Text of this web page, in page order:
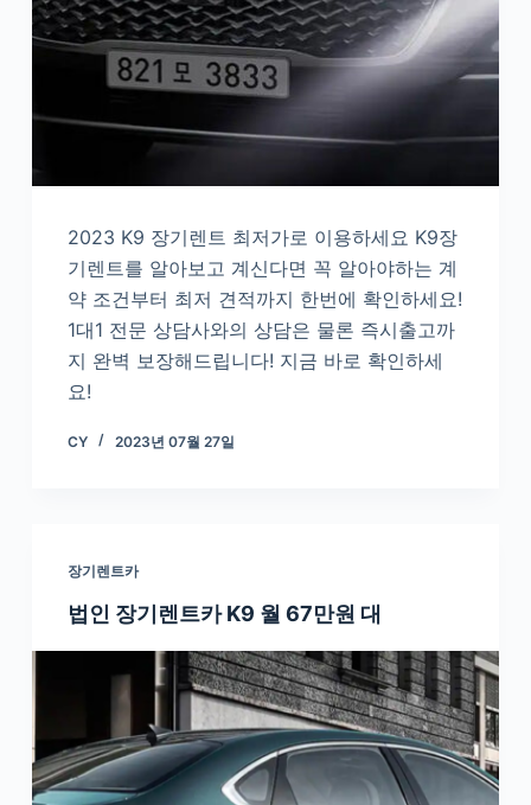
2023 K9 장기렌트 최저가로 이용하세요 K9장
기렌트를 알아보고 계신다면 꼭 알아야하는 계
약 조건부터 최저 견적까지 한번에 확인하세요!
1대1 전문 상담사와의 상담은 물론 즉시출고까
지 완벽 보장해드립니다! 지금 바로 확인하세
요!
CY 2023년 07월 27일
장기렌트카
법인 장기렌트카 K9 월 67만원 대